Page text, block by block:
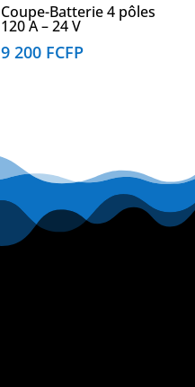
Coupe-Batterie 4 pôles
120 A – 24 V
9 200 FCFP